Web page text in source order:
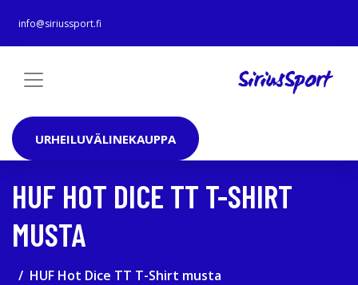
info@siriussport.fi
URHEILUVÄLINEKAUPPA
HUF HOT DICE TT T-SHIRT
MUSTA
HUF Hot Dice TT T-Shirt musta